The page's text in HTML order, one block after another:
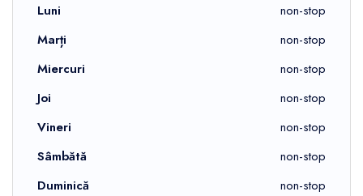
Luni
non-stop
Marți
non-stop
Miercuri
non-stop
Joi
non-stop
Vineri
non-stop
Sâmbătă
non-stop
Duminică
non-stop